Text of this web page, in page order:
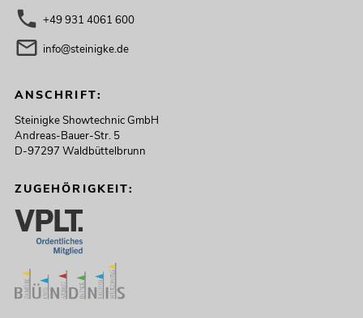
+49 931 4061 600
info@steinigke.de
ANSCHRIFT:
Steinigke Showtechnic GmbH
Andreas-Bauer-Str. 5
D-97297 Waldbüttelbrunn
ZUGEHÖRIGKEIT: